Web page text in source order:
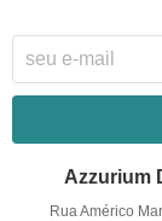
Azzurium
Rua Américo